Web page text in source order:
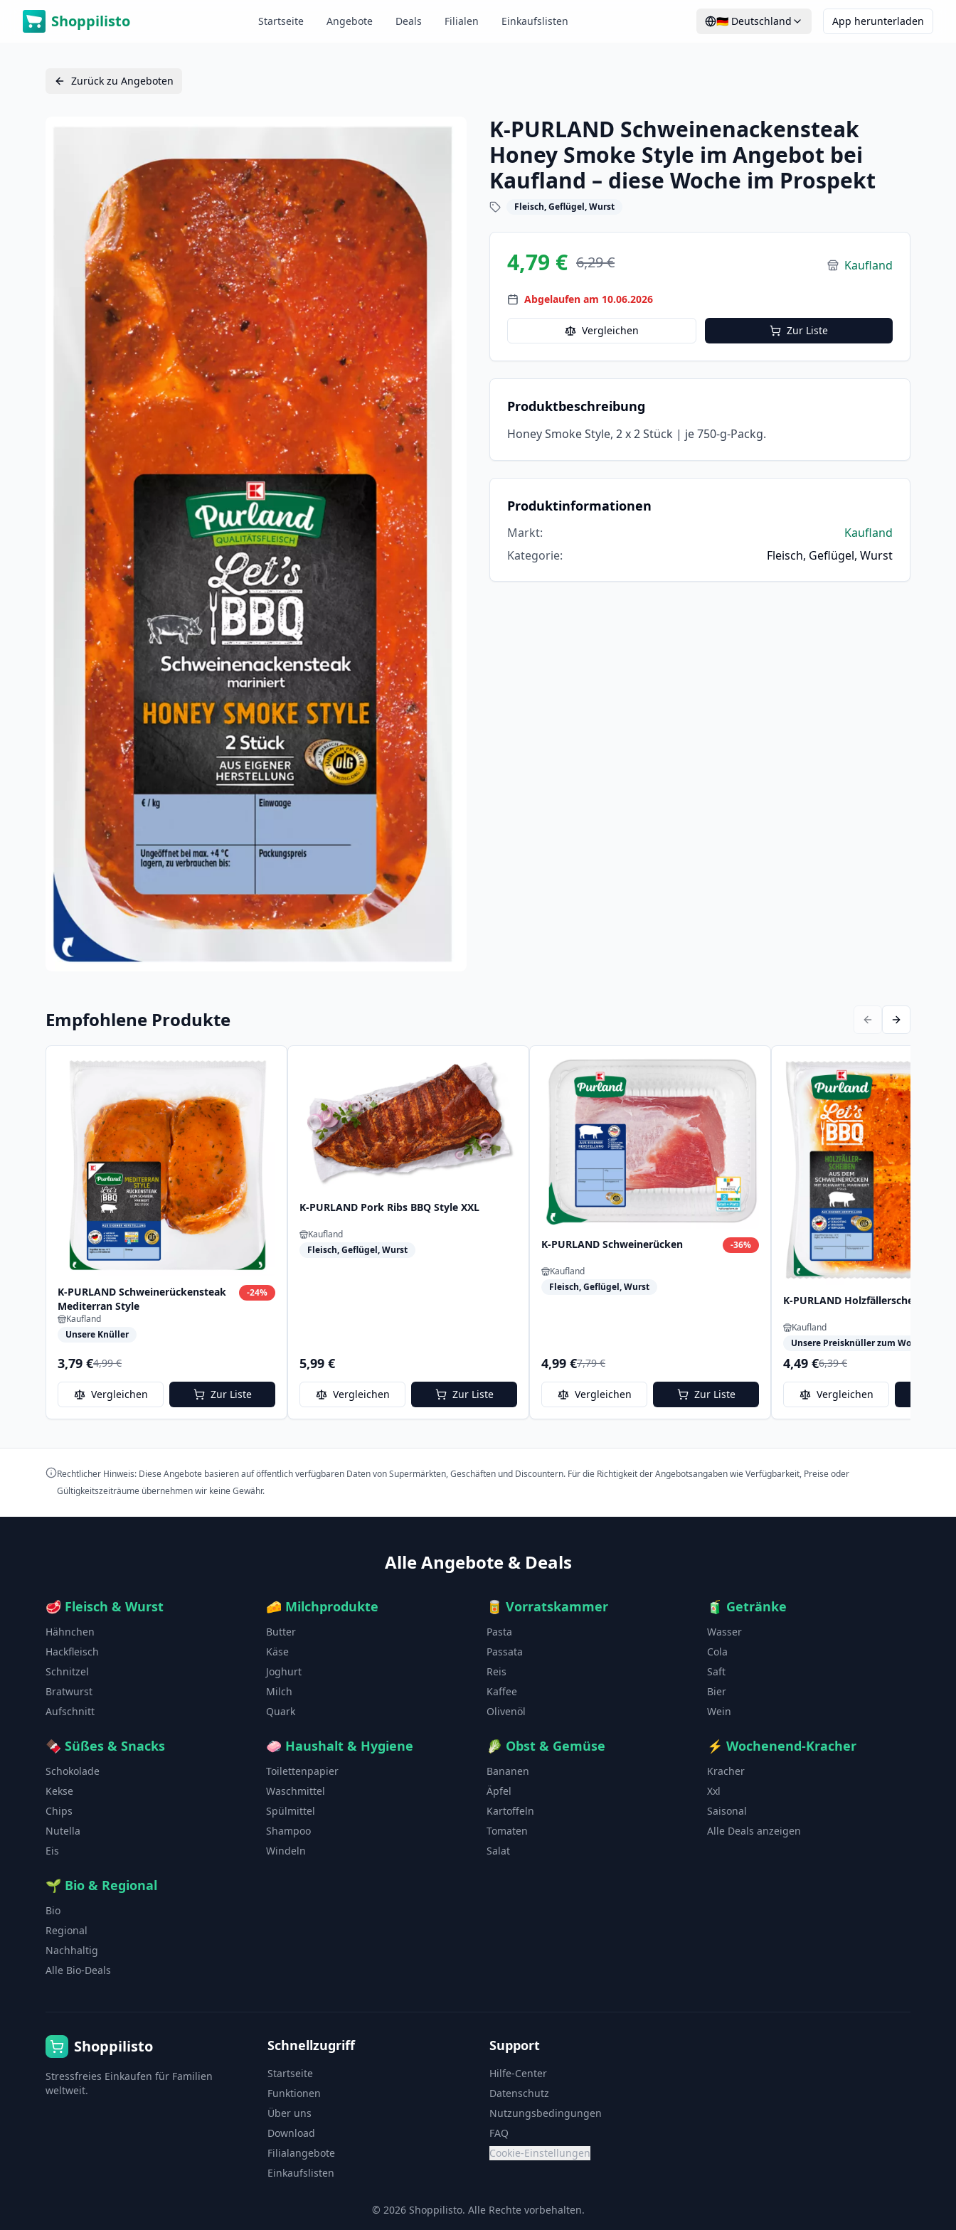
Shoppilisto Startseite Angebote Deals Filialen Einkaufslisten 🇩🇪 Deutschland App herunterladen
Zurück zu Angeboten
K-PURLAND Schweinenackensteak
Honey Smoke Style im Angebot bei
Kaufland – diese Woche im Prospekt
Fleisch, Geflügel, Wurst
4,79 € 6,29 € Kaufland
Abgelaufen am 10.06.2026
Vergleichen Zur Liste
Produktbeschreibung
Honey Smoke Style, 2 x 2 Stück | je 750-g-Packg.
Produktinformationen
Markt:
Kaufland
Kategorie: Fleisch, Geflügel, Wurst
Empfohlene Produkte
K-PURLAND Schweinerückensteak
Mediterran Style
-24%
Kaufland
Unsere Knüller
3,79 €4,99 €
Vergleichen Zur Liste
K-PURLAND Pork Ribs BBQ Style XXL
Kaufland
Fleisch, Geflügel, Wurst
5,99 €
Vergleichen Zur Liste
K-PURLAND Schweinerücken -36%
Kaufland
Fleisch, Geflügel, Wurst
4,99 €7,79 €
Vergleichen Zur Liste
K-PURLAND Holzfällerscheiben
Kaufland
Unsere Preisknüller zum Wochenende
4,49 €6,39 €
Vergleichen
Rechtlicher Hinweis: Diese Angebote basieren auf öffentlich verfügbaren Daten von Supermärkten, Geschäften und Discountern. Für die Richtigkeit der Angebotsangaben wie Verfügbarkeit, Preise oder
Gültigkeitszeiträume übernehmen wir keine Gewähr.
Alle Angebote & Deals
🥩 Fleisch & Wurst
Hähnchen
Hackfleisch
Schnitzel
Bratwurst
Aufschnitt
🧀 Milchprodukte
Butter
Käse
Joghurt
Milch
Quark
🥫 Vorratskammer
Pasta
Passata
Reis
Kaffee
Olivenöl
🧃 Getränke
Wasser
Cola
Saft
Bier
Wein
🍫 Süßes & Snacks
Schokolade
Kekse
Chips
Nutella
Eis
🧼 Haushalt & Hygiene
Toilettenpapier
Waschmittel
Spülmittel
Shampoo
Windeln
🥬 Obst & Gemüse
Bananen
Äpfel
Kartoffeln
Tomaten
Salat
⚡ Wochenend-Kracher
Kracher
Xxl
Saisonal
Alle Deals anzeigen
🌱 Bio & Regional
Bio
Regional
Nachhaltig
Alle Bio-Deals
Shoppilisto
Stressfreies Einkaufen für Familien
weltweit.
Schnellzugriff
Startseite
Funktionen
Über uns
Download
Filialangebote
Einkaufslisten
Support
Hilfe-Center
Datenschutz
Nutzungsbedingungen
FAQ
Cookie-Einstellungen
© 2026 Shoppilisto. Alle Rechte vorbehalten.